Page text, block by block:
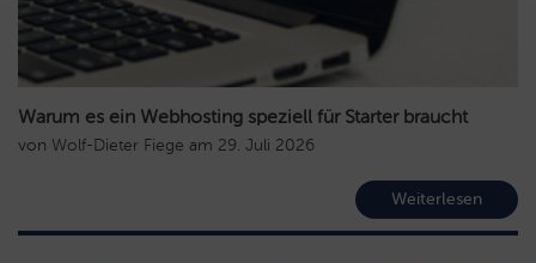
Warum es ein Webhosting speziell für Starter braucht
von Wolf-Dieter Fiege am 29. Juli 2026
Weiterlesen